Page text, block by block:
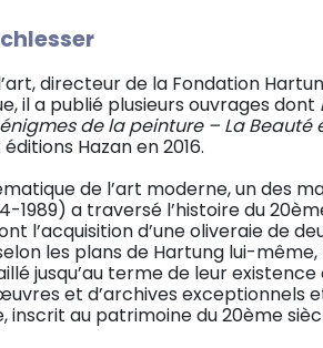
directeur de la Fondation
il a publié plusieurs ouvrages dont
énigmes de la peinture – La Beauté
Hazan en 2016.
de l’art moderne, un des
1989) a traversé l’histoire du
l’acquisition d’une oliveraie de
les plans de Hartung lui-
jusqu’au terme de leur
et d’archives
inscrit au patrimoine du 20ème